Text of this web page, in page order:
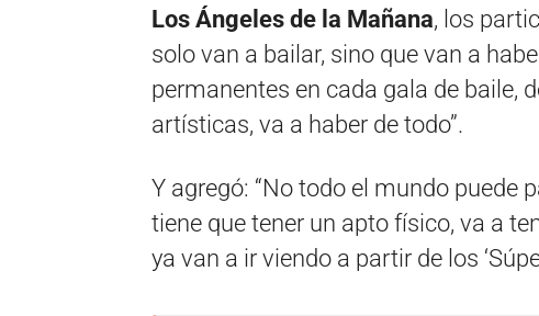
Los Ángeles de la Mañana, los
solo van a bailar, sino que van a
permanentes en cada gala de baile,
artísticas, va a haber de todo”.
Y agregó: “No todo el mundo puede
tiene que tener un apto físico, va a
ya van a ir viendo a partir de los